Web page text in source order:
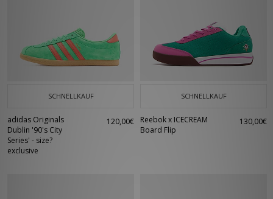
SCHNELLKAUF
adidas Originals
Dublin '90's City
Series' - size?
exclusive
120,00€
SCHNELLKAUF
Reebok x ICECREAM
Board Flip
130,00€